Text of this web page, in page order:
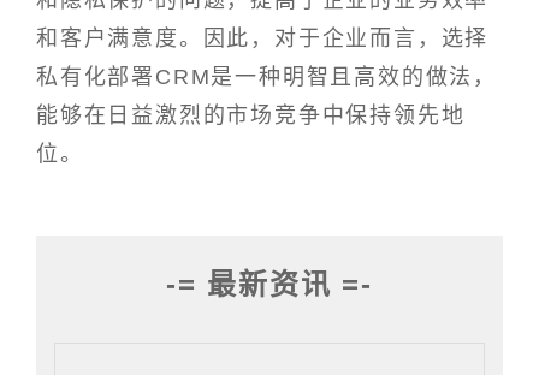
和客户满意度。因此，对于企业而言，选择
私有化部署CRM是一种明智且高效的做法，
能够在日益激烈的市场竞争中保持领先地
位。
-= 最新资讯 =-